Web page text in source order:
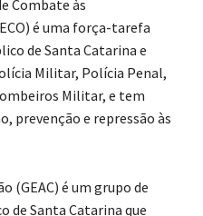
Combate às
é uma força-tarefa
de Santa Catarina e
Militar, Polícia Penal,
Militar, e tem
prevenção e repressão às
(GEAC) é um grupo de
de Santa Catarina que